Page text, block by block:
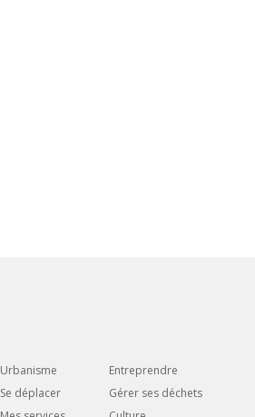
Urbanisme
Se déplacer
Entreprendre
Gérer ses déchets